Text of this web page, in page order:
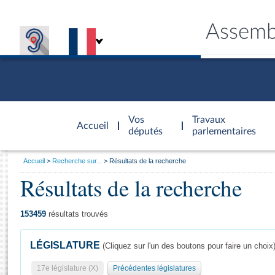
Accueil
d'accueil
Vos
députés
Travaux
parlementaires
Général
Vous
Accueil Recherche sur... Résultats de la recherche
Résultats de la recherche
153459 résultats trouvés
LÉGISLATURE (Cliquez sur l'un des boutons pour faire un choix)
17e législature (X) Précédentes législatures